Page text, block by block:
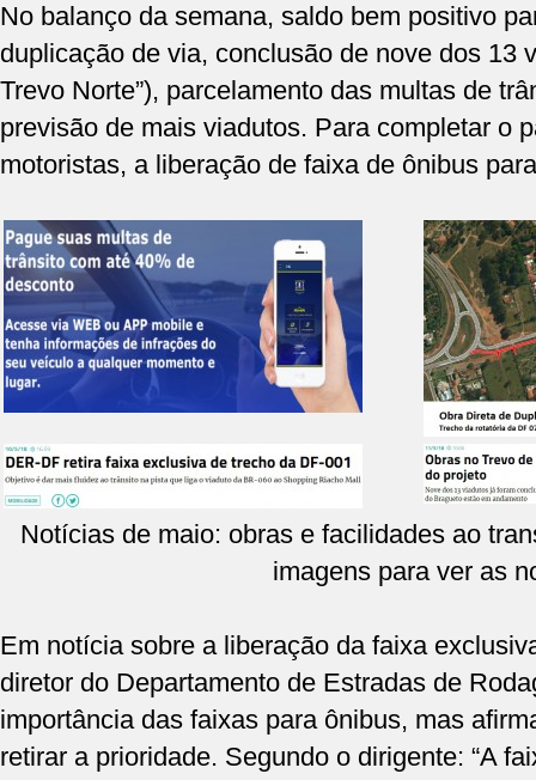
No balanço da semana, saldo bem positivo
duplicação de via, conclusão de nove dos 13
Trevo Norte”), parcelamento das multas de
previsão de mais viadutos. Para completar o
motoristas, a liberação de faixa de ônibus
Notícias de maio: obras e facilidades ao
imagens para ver as
Em notícia sobre a liberação da faixa
diretor do Departamento de Estradas de
importância das faixas para ônibus, mas
retirar a prioridade. Segundo o dirigente: “A